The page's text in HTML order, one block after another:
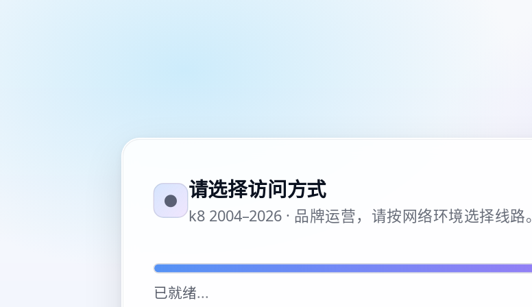
● 请选择访问方式
k8 2004–2026 · 品牌运营，请按网络环境选择线路。
已就绪...